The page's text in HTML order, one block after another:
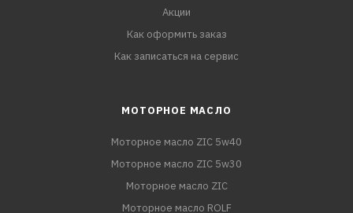
Акции
Как оформить заказ
Как записаться на сервис
МОТОРНОЕ МАСЛО
Моторное масло ZIC 5w40
Моторное масло ZIC 5w30
Моторное масло ZIC
Моторное масло ROLF